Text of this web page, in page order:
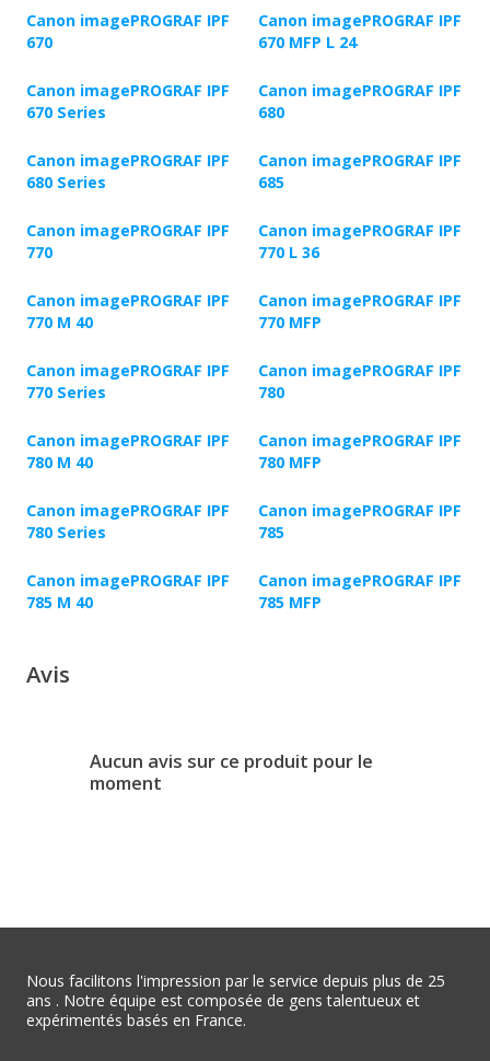
Canon imagePROGRAF IPF
670
Canon imagePROGRAF IPF
670 MFP L 24
Canon imagePROGRAF IPF
670 Series
Canon imagePROGRAF IPF
680
Canon imagePROGRAF IPF
680 Series
Canon imagePROGRAF IPF
685
Canon imagePROGRAF IPF
770
Canon imagePROGRAF IPF
770 L 36
Canon imagePROGRAF IPF
770 M 40
Canon imagePROGRAF IPF
770 MFP
Canon imagePROGRAF IPF
770 Series
Canon imagePROGRAF IPF
780
Canon imagePROGRAF IPF
780 M 40
Canon imagePROGRAF IPF
780 MFP
Canon imagePROGRAF IPF
780 Series
Canon imagePROGRAF IPF
785
Canon imagePROGRAF IPF
785 M 40
Canon imagePROGRAF IPF
785 MFP
Avis
Aucun avis sur ce produit pour le
moment
Nous facilitons l'impression par le service depuis plus de 25
ans . Notre équipe est composée de gens talentueux et
expérimentés basés en France.